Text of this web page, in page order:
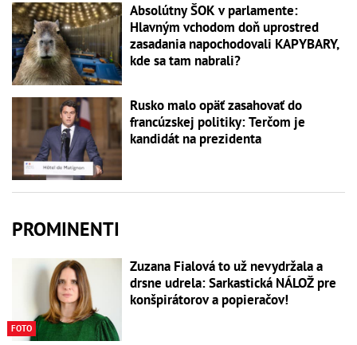
Absolútny ŠOK v parlamente:
Hlavným vchodom doň uprostred
zasadania napochodovali KAPYBARY,
kde sa tam nabrali?
Rusko malo opäť zasahovať do
francúzskej politiky: Terčom je
kandidát na prezidenta
PROMINENTI
FOTO
Zuzana Fialová to už nevydržala a
drsne udrela: Sarkastická NÁLOŽ pre
konšpirátorov a popieračov!